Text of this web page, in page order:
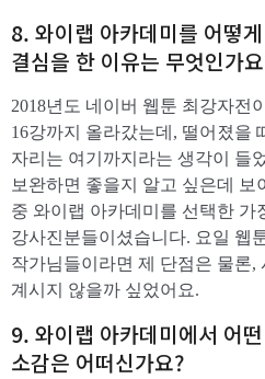
​8. 와이랩 아카데미를 어떻
결심을 한 이유는 무엇인가
2018년도 네이버 웹툰 최강자전
16강까지 올라갔는데, 떨어졌을
자리는 여기까지라는 생각이 들
보완하면 좋을지 알고 싶은데 보
중 와이랩 아카데미를 선택한 가
강사진분들이셨습니다. 요일 웹
작가님들이라면 제 단점은 물론,
계시지 않을까 싶었어요.
​9. 와이랩 아카데미에서 어
소감은 어떠신가요?